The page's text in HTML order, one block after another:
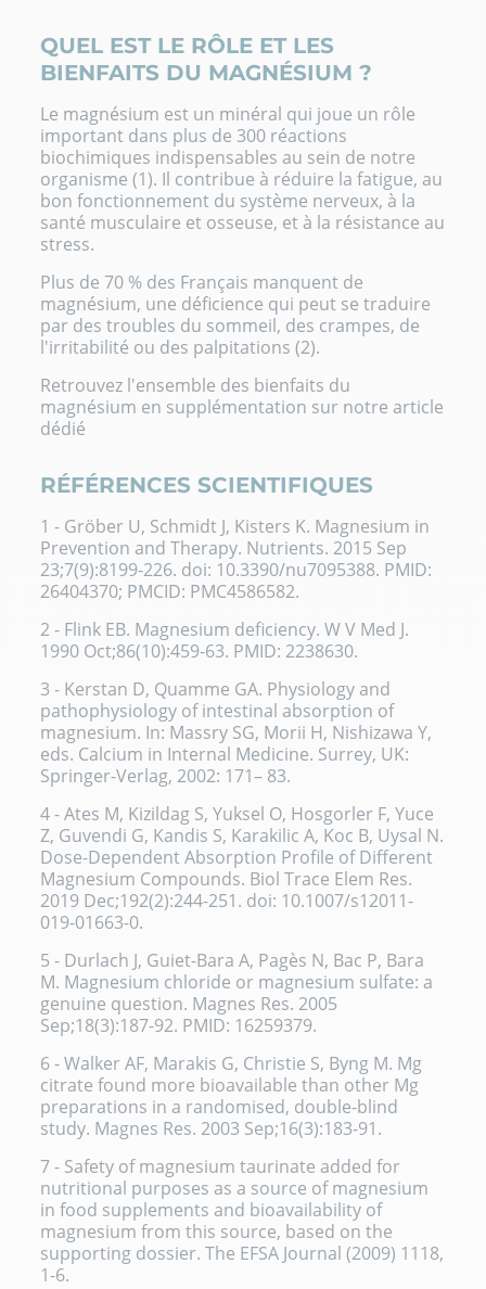
QUEL EST LE RÔLE ET LES
BIENFAITS DU MAGNÉSIUM ?
Le magnésium est un minéral qui joue un rôle
important dans plus de 300 réactions
biochimiques indispensables au sein de notre
organisme (1). Il contribue à réduire la fatigue, au
bon fonctionnement du système nerveux, à la
santé musculaire et osseuse, et à la résistance au
stress.
Plus de 70 % des Français manquent de
magnésium, une déficience qui peut se traduire
par des troubles du sommeil, des crampes, de
l'irritabilité ou des palpitations (2).
Retrouvez l'ensemble des bienfaits du
magnésium en supplémentation sur notre article
dédié
RÉFÉRENCES SCIENTIFIQUES
1 - Gröber U, Schmidt J, Kisters K. Magnesium in
Prevention and Therapy. Nutrients. 2015 Sep
23;7(9):8199-226. doi: 10.3390/nu7095388. PMID:
26404370; PMCID: PMC4586582.
2 - Flink EB. Magnesium deficiency. W V Med J.
1990 Oct;86(10):459-63. PMID: 2238630.
3 - Kerstan D, Quamme GA. Physiology and
pathophysiology of intestinal absorption of
magnesium. In: Massry SG, Morii H, Nishizawa Y,
eds. Calcium in Internal Medicine. Surrey, UK:
Springer-Verlag, 2002: 171– 83.
4 - Ates M, Kizildag S, Yuksel O, Hosgorler F, Yuce
Z, Guvendi G, Kandis S, Karakilic A, Koc B, Uysal N.
Dose-Dependent Absorption Profile of Different
Magnesium Compounds. Biol Trace Elem Res.
2019 Dec;192(2):244-251. doi: 10.1007/s12011-
019-01663-0.
5 - Durlach J, Guiet-Bara A, Pagès N, Bac P, Bara
M. Magnesium chloride or magnesium sulfate: a
genuine question. Magnes Res. 2005
Sep;18(3):187-92. PMID: 16259379.
6 - Walker AF, Marakis G, Christie S, Byng M. Mg
citrate found more bioavailable than other Mg
preparations in a randomised, double-blind
study. Magnes Res. 2003 Sep;16(3):183-91.
7 - Safety of magnesium taurinate added for
nutritional purposes as a source of magnesium
in food supplements and bioavailability of
magnesium from this source, based on the
supporting dossier. The EFSA Journal (2009) 1118,
1-6.